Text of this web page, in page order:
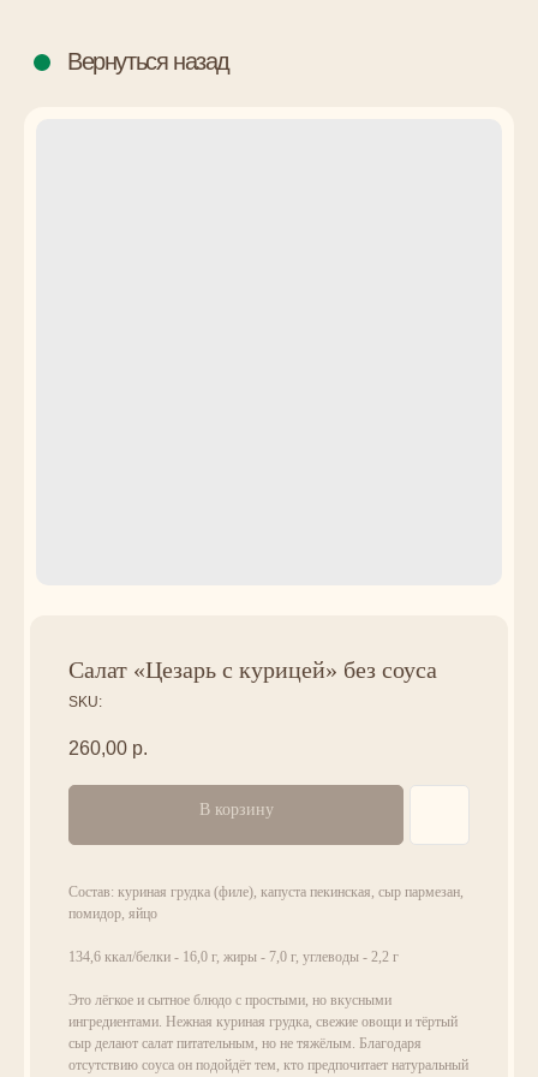
Салат «Цезарь с курицей» без соуса
SKU:
260,00 р.
В корзину
Состав: куриная грудка (филе), капуста пекинская, сыр пармезан,
помидор, яйцо
134,6 ккал/белки - 16,0 г, жиры - 7,0 г, углеводы - 2,2 г
Это лёгкое и сытное блюдо с простыми, но вкусными
ингредиентами. Нежная куриная грудка, свежие овощи и тёртый
сыр делают салат питательным, но не тяжёлым. Благодаря
отсутствию соуса он подойдёт тем, кто предпочитает натуральный